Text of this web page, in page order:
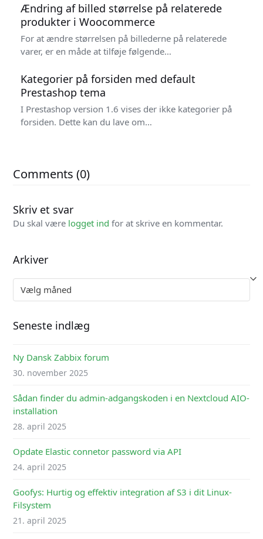
Ændring af billed størrelse på relaterede
produkter i Woocommerce
For at ændre størrelsen på billederne på relaterede
varer, er en måde at tilføje følgende…
Kategorier på forsiden med default
Prestashop tema
I Prestashop version 1.6 vises der ikke kategorier på
forsiden. Dette kan du lave om…
Comments (0)
Skriv et svar
Du skal være logget ind for at skrive en kommentar.
Arkiver
Arkiver
Seneste indlæg
Ny Dansk Zabbix forum
30. november 2025
Sådan finder du admin-adgangskoden i en Nextcloud AIO-
installation
28. april 2025
Opdate Elastic connetor password via API
24. april 2025
Goofys: Hurtig og effektiv integration af S3 i dit Linux-
Filsystem
21. april 2025